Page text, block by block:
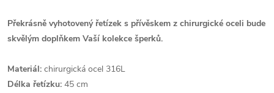
Překrásně vyhotovený řetízek s přívěskem z chirurgické oceli bude
skvělým doplňkem Vaší kolekce šperků.
Materiál: chirurgická ocel 316L
Délka řetízku: 45 cm